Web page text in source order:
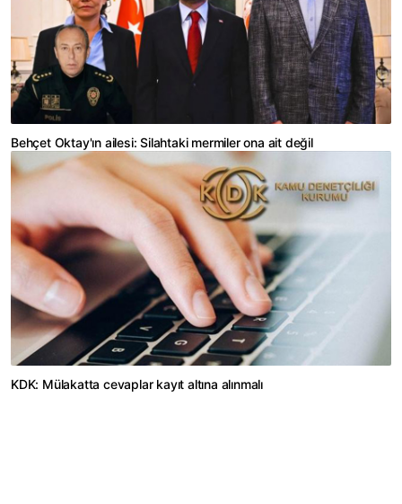
Behçet Oktay'ın ailesi: Silahtaki mermiler ona ait değil
KDK: Mülakatta cevaplar kayıt altına alınmalı